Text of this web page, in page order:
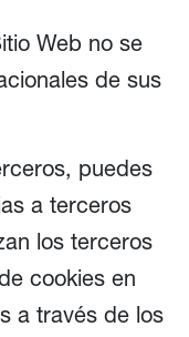
Web no se
de sus
puedes
a terceros
los terceros
cookies en
a través de los